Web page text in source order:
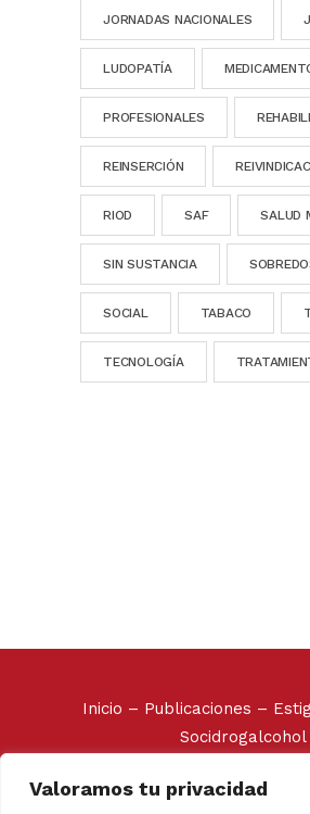
Valoramos tu privacidad
JORNADAS NACIONALES
LUDOPATÍA
PROFESIONALES
REINSERCIÓN
RIOD SAF SALUD
SIN SUSTANCIA
SOCIAL TABACO
TECNOLOGÍA
Inicio – Publicaciones –
Socidrogalcohol